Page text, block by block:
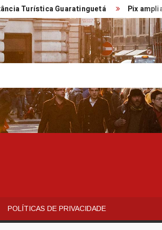
Guaratinguetá Pix amplia
POLÍTICAS DE PRIVACIDADE